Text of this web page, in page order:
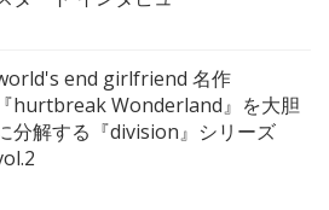
end girlfriend 名作
『hurtbreak Wonderland』を大胆
分解する『division』シリーズ